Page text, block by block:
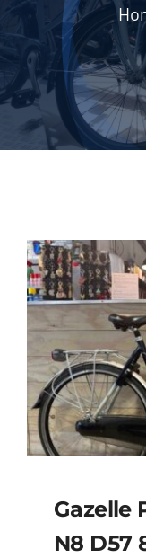
Contact
Gazelle
N8 D57